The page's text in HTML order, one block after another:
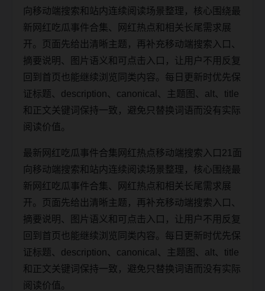
向移动端搜索和站内连续阅读场景整理，核心围绕最
新网红吃瓜事件合集、网红热点和相关长尾需求展
开。页面先给出清晰主题，再补充移动端搜索入口、
摘要说明、图片语义和可点击入口，让用户不用反复
回到首页也能继续浏览同类内容。每日更新时优先保
证标题、description、canonical、主题图、alt、title
和正文关键词保持一致，避免只替换词语而没有实际
阅读价值。
最新网红吃瓜事件合集网红热点移动端搜索入口21面
向移动端搜索和站内连续阅读场景整理，核心围绕最
新网红吃瓜事件合集、网红热点和相关长尾需求展
开。页面先给出清晰主题，再补充移动端搜索入口、
摘要说明、图片语义和可点击入口，让用户不用反复
回到首页也能继续浏览同类内容。每日更新时优先保
证标题、description、canonical、主题图、alt、title
和正文关键词保持一致，避免只替换词语而没有实际
阅读价值。